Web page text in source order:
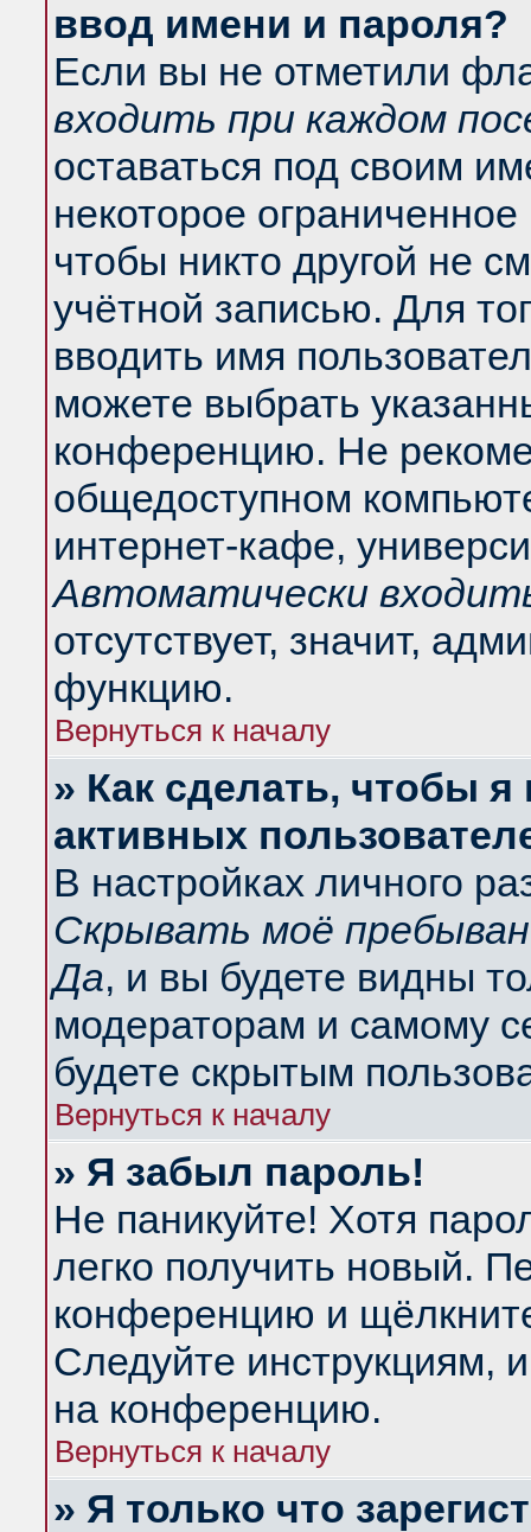
ввод имени и пароля?
Если вы не отметили
входить при каждом
оставаться под своим
некоторое
чтобы никто другой не
учётной записью. Для
вводить имя
можете выбрать
конференцию. Не
общедоступном
интернет-кафе,
Автоматически
отсутствует, значит,
функцию.
Вернуться к началу
» Как сделать, чтобы
активных
В настройках личного
Скрывать моё
Да, и вы будете видны
модераторам и самому
будете скрытым
Вернуться к началу
» Я забыл пароль!
Не паникуйте! Хотя
легко получить новый.
конференцию и
Следуйте инструкциям,
на конференцию.
Вернуться к началу
» Я только что